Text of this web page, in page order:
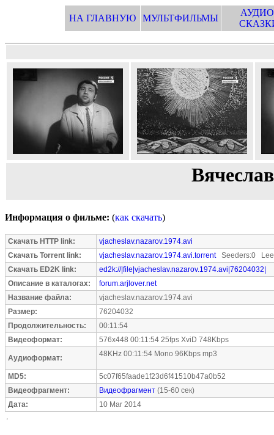
НА ГЛАВНУЮ МУЛЬТФИЛЬМЫ
Информация о фильме: (как скачать)
Скачать HTTP link:
vjacheslav.nazarov.1974.avi
Скачать Torrent link:
vjacheslav.nazarov.1974.avi.torrentSeeders:0
Скачать ED2K link:
ed2k://|file|vjacheslav.nazarov.1974.avi|76204032|
Описание в каталогах:
forum.arjlover.net
Название файла:
vjacheslav.nazarov.1974.avi
Размер:
76204032
Продолжительность:
00:11:54
Видеоформат:
576x448 00:11:54 25fps XviD 748Kbps
Аудиоформат: 48KHz 00:11:54 Mono 96Kbps mp3
MD5:
5c07f65faade1f23d6f41510b47a0b52
Видеофрагмент:
Видеофрагмент (15-60 сек)
Дата:
10 Mar 2014